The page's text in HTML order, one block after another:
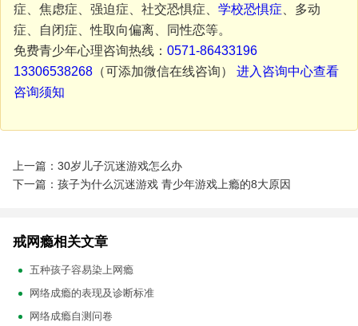
症、焦虑症、强迫症、社交恐惧症、 学校恐惧症 、多动
症、自闭症、性取向偏离、同性恋等。
免费青少年心理咨询热线： 0571-86433196
13306538268（可添加微信在线咨询） 进入咨询中心查看
咨询须知
上一篇：30岁儿子沉迷游戏怎么办
下一篇：孩子为什么沉迷游戏 青少年游戏上瘾的8大原因
戒网瘾相关文章
五种孩子容易染上网瘾
网络成瘾的表现及诊断标准
网络成瘾自测问卷